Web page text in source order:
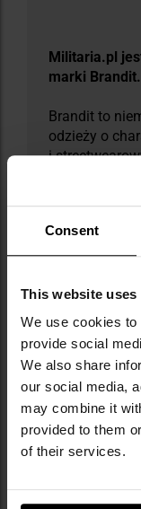
Consent
This website uses
We use cookies
provide social
We also share
our social media,
may combine it
provided to them
of their services.
​Militaria.pl
marki Brandit.
Brandit to
odzieży o
i
kurtka M65,
znajdują się
plecaki, torby
Więcej
Kolor/kamuflaż
Kolor główny
Materiał główny